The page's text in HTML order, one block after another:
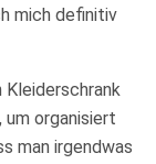
mich definitiv
Kleiderschrank
um organisiert
man irgendwas